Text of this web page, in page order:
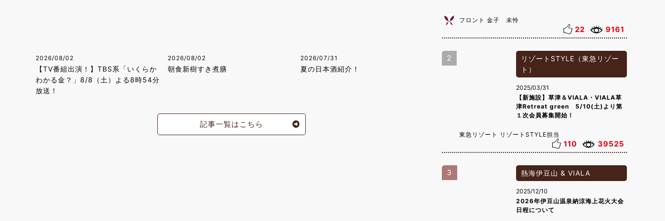
2026/08/02
【TV番組出演！】TBS系「いくらか
わかる金？」8/8（土）よる8時54分
放送！
2026/08/02
朝食新樹すき煮膳
2026/07/31
夏の日本酒紹介！
記事一覧はこちら
フロント 金子 未怜
22 9161
2
リゾートSTYLE（東急リゾー
ト）
2025/03/31
【新施設】草津＆VIALA・VIALA草
津Retreat green 5/10(土)より第
１次会員募集開始！
東急リゾート リゾートSTYLE担当
110 39525
3 熱海伊豆山 & VIALA
2025/12/10
2026年伊豆山温泉納涼海上花火大会
日程について